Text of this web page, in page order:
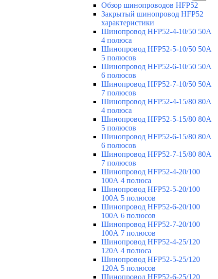
Обзор шинопроводов HFP52
Закрытый шинопровод HFP52
характеристики
Шинопровод HFP52-4-10/50 50A
4 полюса
Шинопровод HFP52-5-10/50 50А
5 полюсов
Шинопровод HFP52-6-10/50 50А
6 полюсов
Шинопровод HFP52-7-10/50 50А
7 полюсов
Шинопровод HFP52-4-15/80 80A
4 полюса
Шинопровод HFP52-5-15/80 80А
5 полюсов
Шинопровод HFP52-6-15/80 80А
6 полюсов
Шинопровод HFP52-7-15/80 80А
7 полюсов
Шинопровод HFP52-4-20/100
100А 4 полюса
Шинопровод HFP52-5-20/100
100А 5 полюсов
Шинопровод HFP52-6-20/100
100А 6 полюсов
Шинопровод HFP52-7-20/100
100А 7 полюсов
Шинопровод HFP52-4-25/120
120А 4 полюса
Шинопровод HFP52-5-25/120
120А 5 полюсов
Шинопровод HFP52-6-25/120